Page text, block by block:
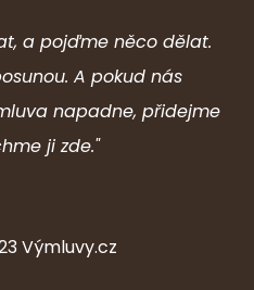
a pojďme něco dělat.
A pokud nás
napadne, přidejme
ji zde."
Výmluvy.cz